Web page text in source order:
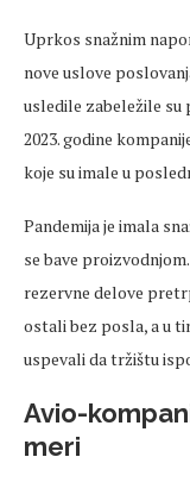
Uprkos snažnim
nove uslove
usledile zabeležile su
2023. godine
koje su imale u
Pandemija je imala
se bave
rezervne delove
ostali bez posla, a u
uspevali da tržištu
Avio-
meri